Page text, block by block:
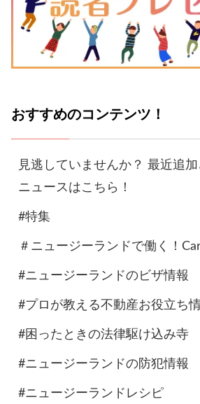
おすすめのコンテンツ！
見逃していませんか？ 最近追
ニュースはこちら！
#特集
＃ニュージーランドで働く！
#ニュージーランドのビザ情報
#プロが教える不動産お役立ち
#困ったときの法律駆け込み寺
#ニュージーランドの防犯情報
#ニュージーランドレシピ